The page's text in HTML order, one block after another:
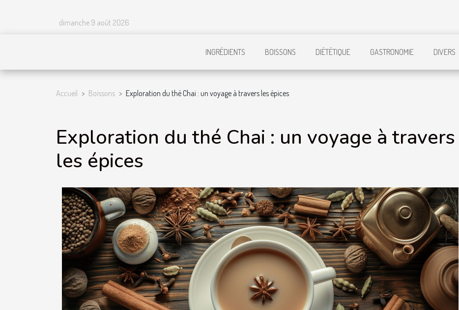
dimanche 9 août 2026
INGRÉDIENTS BOISSONS DIÉTÉTIQUE GASTRONOMIE DIVERS
Accueil Boissons Exploration du thé Chai : un voyage à travers les épices
Exploration du thé Chai : un voyage à travers
les épices